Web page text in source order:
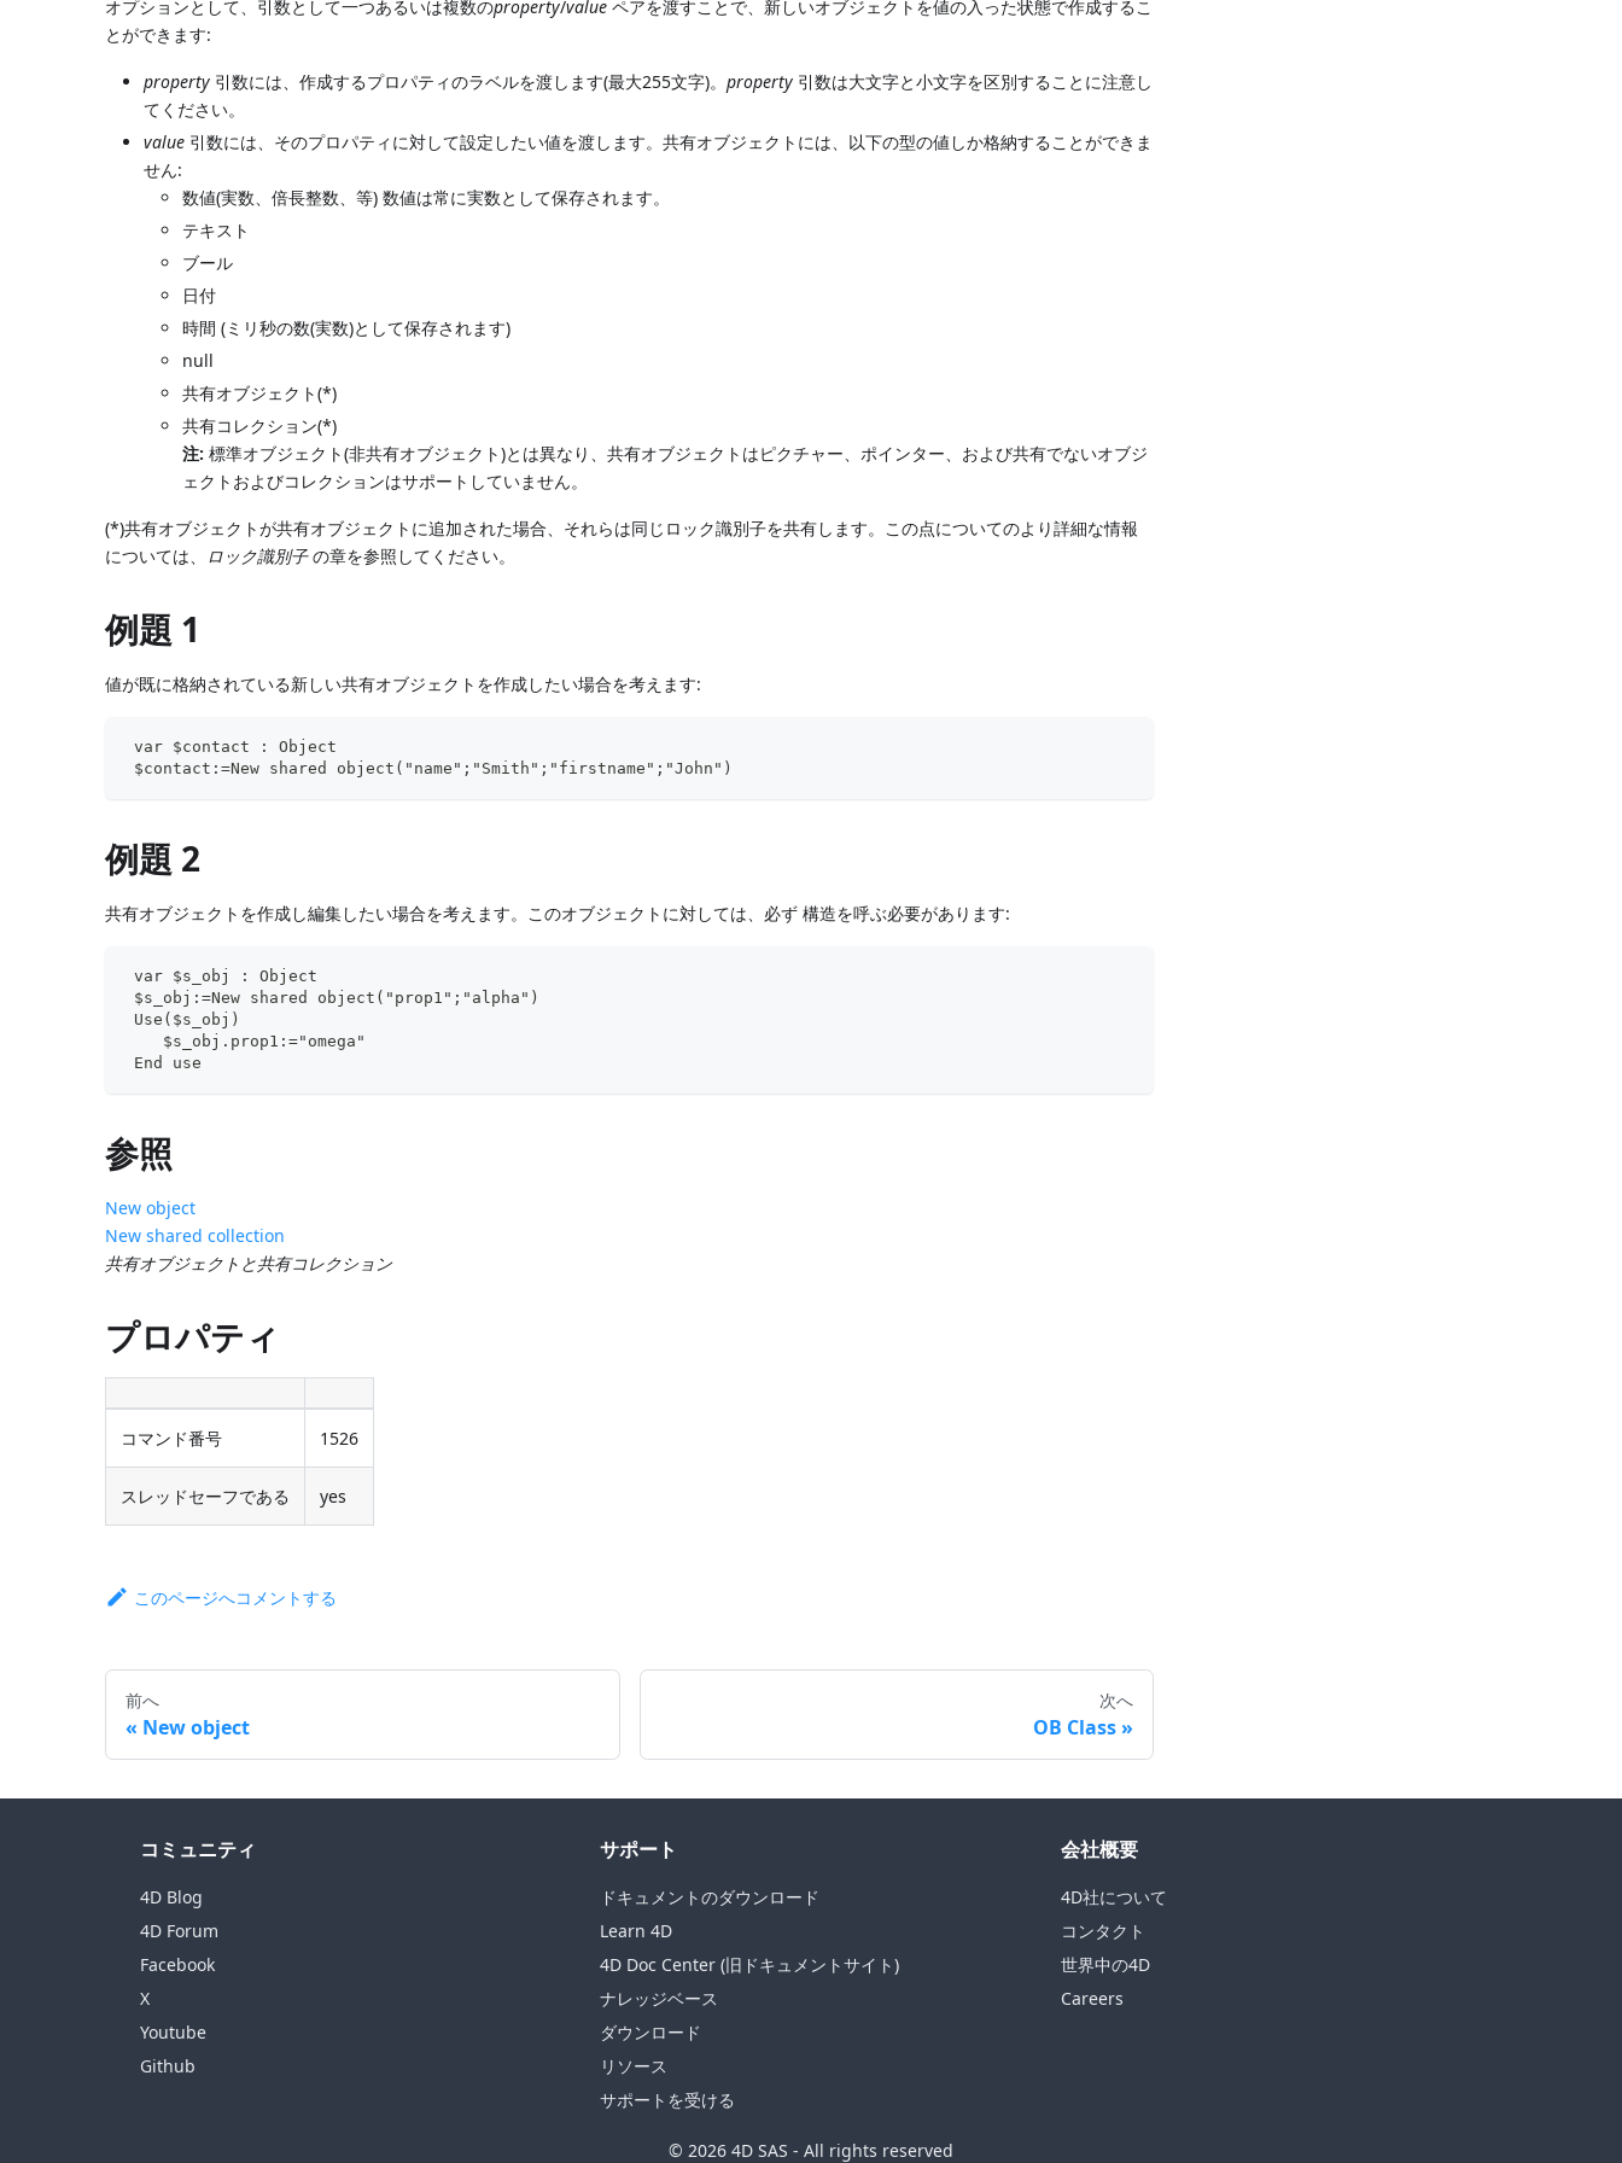
オプションとして、引数として一つあるいは複数のproperty/value ペアを渡すことで、新しいオブジェクトを値の入った状態で作成するこ
とができます:
property 引数には、作成するプロパティのラベルを渡します(最大255文字)。property 引数は大文字と小文字を区別することに注意し
てください。
value 引数には、そのプロパティに対して設定したい値を渡します。共有オブジェクトには、以下の型の値しか格納することができま
せん:
数値(実数、倍長整数、等) 数値は常に実数として保存されます。
テキスト
ブール
日付
時間 (ミリ秒の数(実数)として保存されます)
null
共有オブジェクト(*)
共有コレクション(*)
注: 標準オブジェクト(非共有オブジェクト)とは異なり、共有オブジェクトはピクチャー、ポインター、および共有でないオブジ
ェクトおよびコレクションはサポートしていません。
(*)共有オブジェクトが共有オブジェクトに追加された場合、それらは同じロック識別子を共有します。この点についてのより詳細な情報
については、
ロック識別子の章を参照してください。
例題 1
値が既に格納されている新しい共有オブジェクトを作成したい場合を考えます:
var $contact : Object
$contact:=New shared object("name";"Smith";"firstname";"John")
例題 2
共有オブジェクトを作成し編集したい場合を考えます。このオブジェクトに対しては、必ず 構造を呼ぶ必要があります:
var $s_obj : Object
$s_obj:=New shared object("prop1";"alpha")
Use($s_obj)
$s_obj.prop1:="omega"
End use
参照
New object
New shared collection
共有オブジェクトと共有コレクション
プロパティ
コマンド番号 1526
スレッドセーフである yes
このページへコメントする
前へ
New object
次へ
OB Class
コミュニティ
4D Blog
4D Forum
Facebook
X
Youtube
Github
サポート
ドキュメントのダウンロード
Learn 4D
4D Doc Center (旧ドキュメントサイト)
ナレッジベース
ダウンロード
リソース
サポートを受ける
会社概要
4D社について
コンタクト
世界中の4D
Careers
© 2026 4D SAS - All rights reserved